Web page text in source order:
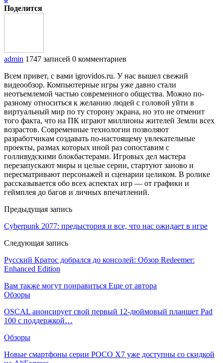
Поделится
admin 1747 записей 0 комментариев
Всем привет, с вами igrovidos.ru. У нас вышел свежий
видеообзор. Компьютерные игры уже давно стали
неотъемлемой частью современного общества. Можно по-
разному относиться к желанию людей с головой уйти в
виртуальный мир по ту сторону экрана, но это не отменит
того факта, что на ПК играют миллионы жителей Земли всех
возрастов. Современные технологии позволяют
разработчикам создавать по-настоящему увлекательные
проекты, размах которых иной раз сопоставим с
голливудскими блокбастерами. Игровых дел мастера
перезапускают миры и целые серии, стартуют заново и
пересматривают персонажей и сценарии целиком. В ролике
рассказывается обо всех аспектах игр — от графики и
геймплея до багов и личных впечатлений.
Предыдущая запись
Cyberpunk 2077: предыстория и все, что нас ожидает в игре
Следующая запись
Русский Кратос добрался до консолей: Обзор Redeemer:
Enhanced Edition
Вам также могут понравиться Еще от автора
Обзоры
OSCAL анонсирует свой первый 12-дюймовый планшет Pad
100 с поддержкой…
Обзоры
Новые смартфоны серии POCO X7 уже доступны со скидкой